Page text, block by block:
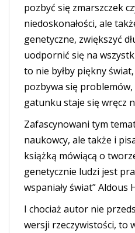
pozbyć się zmarszczek
niedoskonałości, ale
genetyczne, zwiększyć
uodpornić się na
to nie byłby piękny
pozbywa się
gatunku staje się wręcz
Zafascynowani tym
naukowcy, ale także i
książką mówiącą o
genetycznie ludzi jest
wspaniały świat” Aldous
I chociaż autor nie
wersji rzeczywistości, to